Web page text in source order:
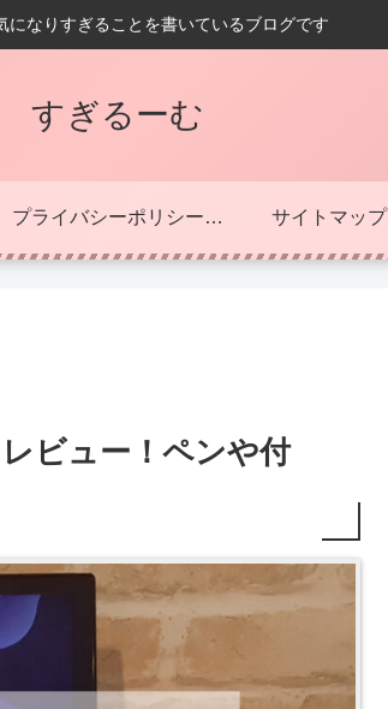
になりすぎることを書いているブログです
すぎるーむ
プライバシーポリシー（改正電気通信事業法に関する事項を含む） サイトマップ
ビュー！ペンや付